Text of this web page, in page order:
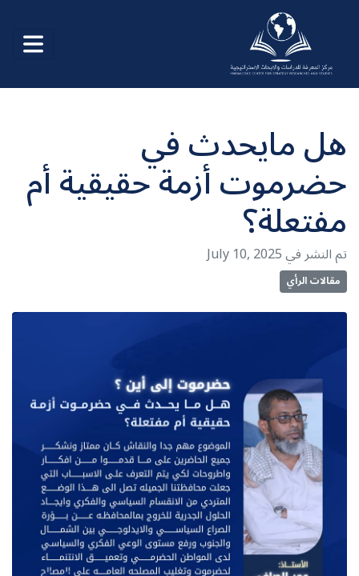
هل مايحدث في
حضرموت أزمة حقيقية أم
مفتعلة؟
July 10, 2025 تم النشر في
مقالات الرأي